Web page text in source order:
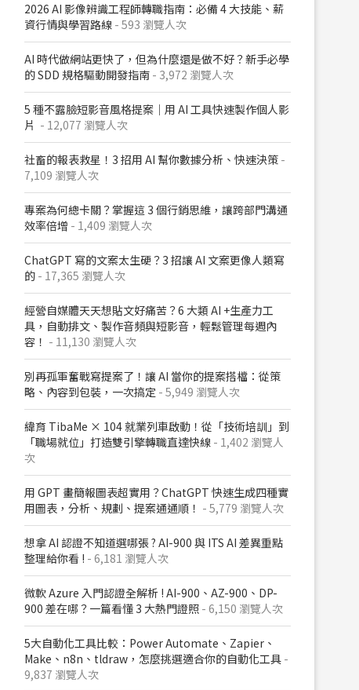
2026 AI 影像辨識工程師轉職指南：必備 4 大技能、薪
資行情與學習路線 - 593 瀏覽人次
AI 時代做網站更快了，但為什麼還是做不好？新手必學
的 SDD 規格驅動開發指南 - 3,972 瀏覽人次
5 種不露臉短影音風格提案｜用 AI 工具快速製作個人影
片 - 12,077 瀏覽人次
社畜的報表救星！3 招用 AI 幫你數據分析、快速決策 -
7,109 瀏覽人次
專案為何總卡關？掌握這 3 個行銷思維，讓跨部門溝通
效率倍增 - 1,409 瀏覽人次
ChatGPT 寫的文案太生硬？3 招讓 AI 文案更像人類寫
的 - 17,365 瀏覽人次
經營自媒體天天想貼文好痛苦？6 大類 AI +生產力工
具，自動排文、製作音頻與短影音，輕鬆管理每週內
容！ - 11,130 瀏覽人次
別再孤軍奮戰寫提案了！讓 AI 當你的提案搭檔：從策
略、內容到包裝，一次搞定 - 5,949 瀏覽人次
緯育 TibaMe × 104 就業列車啟動！從「技術培訓」到
「職場就位」打造雙引擎轉職直達快線 - 1,402 瀏覽人
次
用 GPT 畫簡報圖表超實用？ChatGPT 快速生成四種實
用圖表，分析、規劃、提案通通順！ - 5,779 瀏覽人次
想拿 AI 認證不知道選哪張 ? AI-900 與 ITS AI 差異重點
整理給你看 ! - 6,181 瀏覽人次
微軟 Azure 入門認證全解析​ ! AI-900、AZ-900、DP-
900 差在哪？​一篇看懂 3 大熱門證照​ - 6,150 瀏覽人次
5大自動化工具比較：Power Automate、Zapier、
Make、n8n、tldraw，怎麼挑選適合你的自動化工具 -
9,837 瀏覽人次